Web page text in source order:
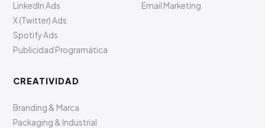
LinkedIn Ads
X (Twitter) Ads
Spotify Ads
Publicidad Programática
Email Marketing
CREATIVIDAD
Branding & Marca
Packaging & Industrial